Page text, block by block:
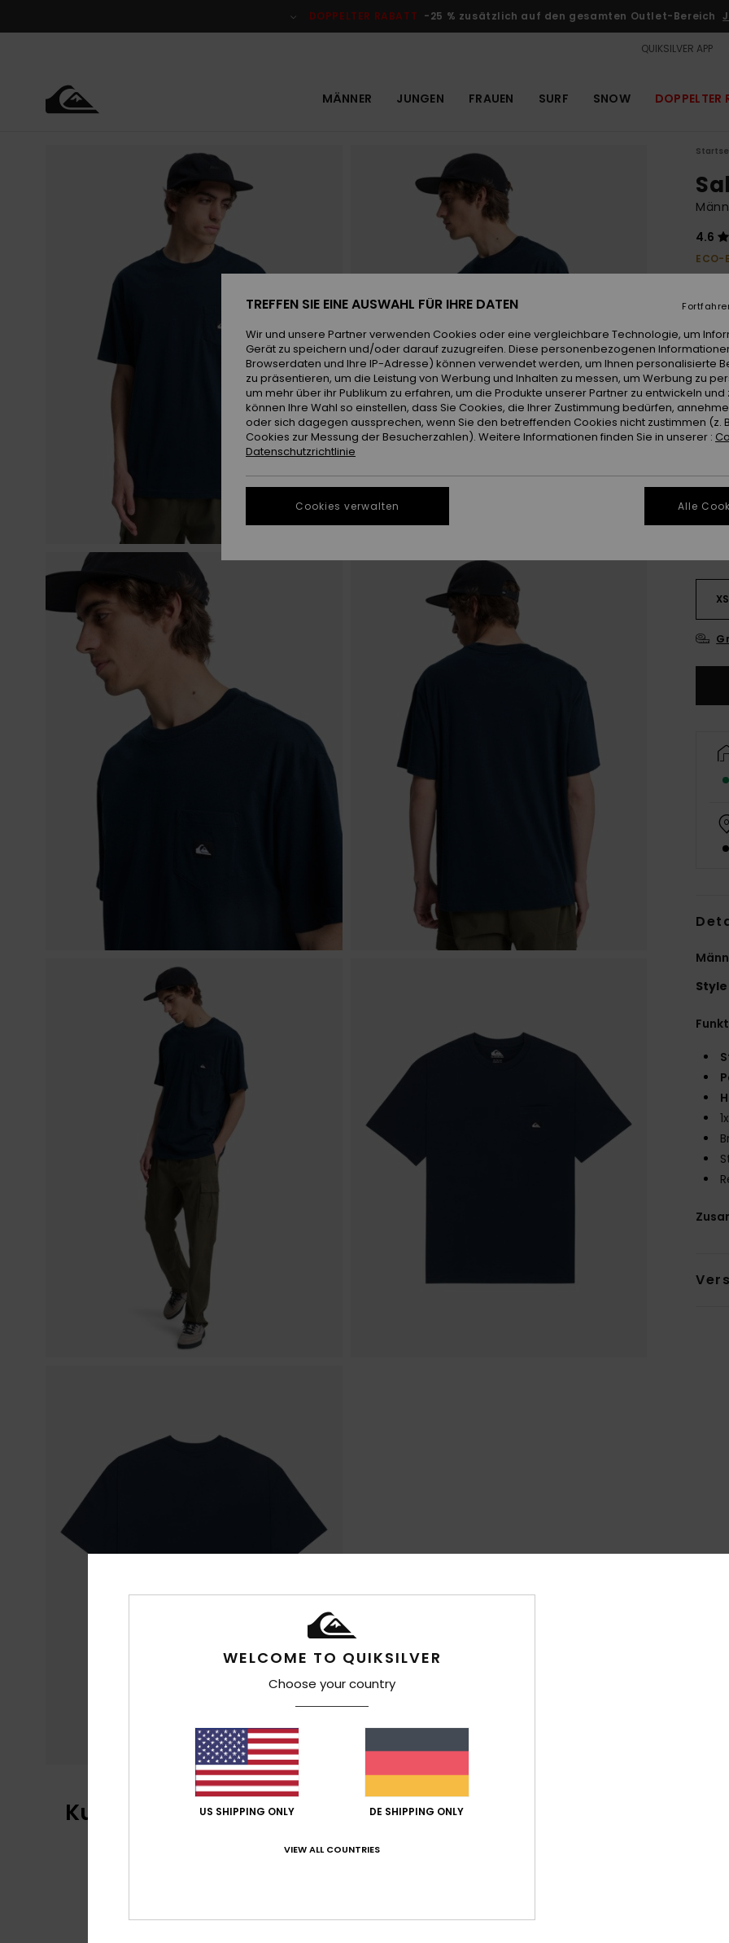
DOPPELTER RABATT -25 % zusätzlich auf den gesamten Outlet-Bereich
QUIKSILVER APP
MÄNNER JUNGEN FRAUEN SURF SNOW DOPPELTER
4.6
ECO-
Farbe
XS
Style
Kundenbewertungen
4.6
WELCOME TO QUIKSILVER
Choose your country
US SHIPPING ONLY DE SHIPPING ONLY
VIEW ALL COUNTRIES
TREFFEN SIE EINE AUSWAHL FÜR IHRE DATEN
Wir und unsere Partner verwenden Cookies oder eine vergleichbare Technologie, um
Gerät zu speichern und/oder darauf zuzugreifen. Diese personenbezogenen
Browserdaten und Ihre IP-Adresse) können verwendet werden, um Ihnen personalisierte
zu präsentieren, um die Leistung von Werbung und Inhalten zu messen, um Werbung zu
um mehr über ihr Publikum zu erfahren, um die Produkte unserer Partner zu entwickeln und
können Ihre Wahl so einstellen, dass Sie Cookies, die Ihrer Zustimmung bedürfen,
oder sich dagegen aussprechen, wenn Sie den betreffenden Cookies nicht zustimmen (z.
Cookies zur Messung der Besucherzahlen). Weitere Informationen finden Sie in unserer :
Datenschutzrichtlinie
Cookies verwalten Alle